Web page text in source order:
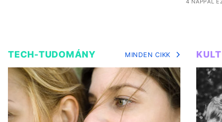
4 NAPPAL
TECH-TUDOMÁNY MINDEN CIKK